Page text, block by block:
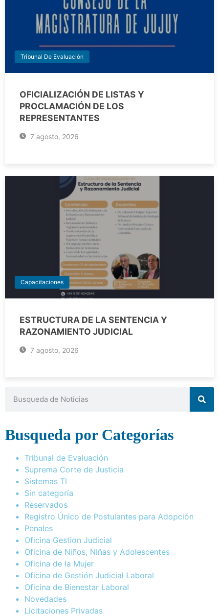
Tribunal De Evaluación
OFICIALIZACIÓN DE LISTAS Y
PROCLAMACIÓN DE LOS
REPRESENTANTES
7 agosto, 2026
Capacitaciones
ESTRUCTURA DE LA SENTENCIA Y
RAZONAMIENTO JUDICIAL
7 agosto, 2026
Busqueda por Categorías
Tribunal de Evaluación
Suprema Corte de Justicia
Sistemas TI
Sin categoría
Reservados
Registro Único de Postulantes para Adopción
Penales
Oficina Gestion Judicial
Oficina de Niños, Niñas y Adolescentes
Oficina de la Mujer
Oficina de Gestión Judicial Laboral
Oficina de Bienestar Laboral
Novedades
Licitaciones Privadas